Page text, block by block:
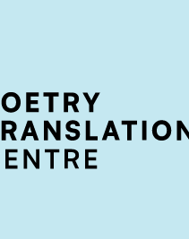
enter your address at